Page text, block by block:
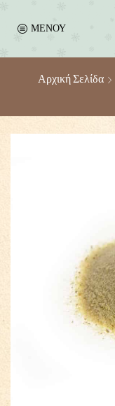
ΜΕΝΟΥ
Αρχική Σελίδα